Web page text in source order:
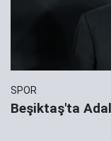
SPOR
Beşiktaş'ta